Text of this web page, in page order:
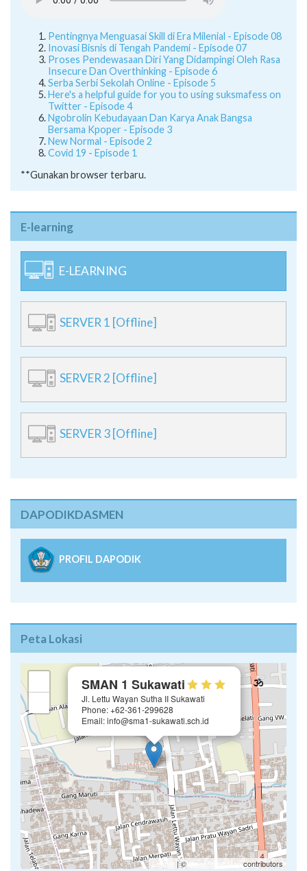
Pentingnya Menguasai Skill di Era Milenial - Episode 08
Inovasi Bisnis di Tengah Pandemi - Episode 07
Proses Pendewasaan Diri Yang Didampingi Oleh Rasa
Insecure Dan Overthinking - Episode 6
Serba Serbi Sekolah Online - Episode 5
Here's a helpful guide for you to using suksmafess on
Twitter - Episode 4
Ngobrolin Kebudayaan Dan Karya Anak Bangsa
Bersama Kpoper - Episode 3
New Normal - Episode 2
Covid 19 - Episode 1
**Gunakan browser terbaru.
E-learning
E-LEARNING
SERVER 1 [Offline]
SERVER 2 [Offline]
SERVER 3 [Offline]
DAPODIKDASMEN
PROFIL DAPODIK
Peta Lokasi
SMAN 1 Sukawati
Jl. Lettu Wayan Sutha II Sukawati
Phone: +62-361-299628
Email: info@sma1-sukawati.sch.id